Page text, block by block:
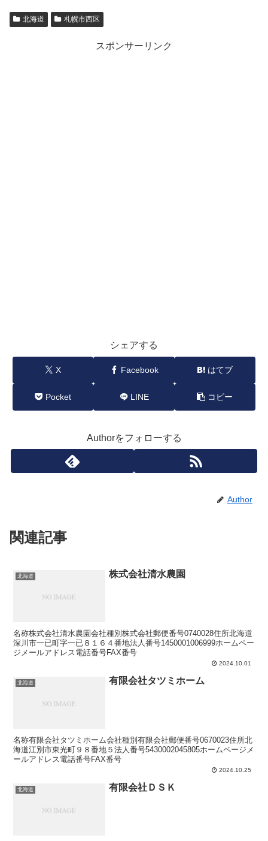
北海道 札幌市西区
スポンサーリンク
シェアする
X Facebook はてブ
Pocket LINE コピー
Authorをフォローする
Author
関連記事
北海道 株式会社清水農園
名称株式会社清水農園会社種別株式会社郵便番号0740028住所北海道
深川市一已町字一已８１６４番地法人番号1450001006999ホームペー
ジメールアドレス電話番号FAX番号
2024.10.01
北海道 有限会社タツミホーム
名称有限会社タツミホーム会社種別有限会社郵便番号0670023住所北
海道江別市東光町９８番地５法人番号5430002045805ホームページメ
ールアドレス電話番号FAX番号
2024.10.25
北海道 有限会社ＤＳＫ